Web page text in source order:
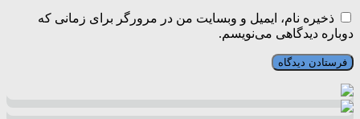
ذخیره نام، ایمیل و وبسایت من در مرورگر برای زمانی که
دوباره دیدگاهی می‌نویسم.